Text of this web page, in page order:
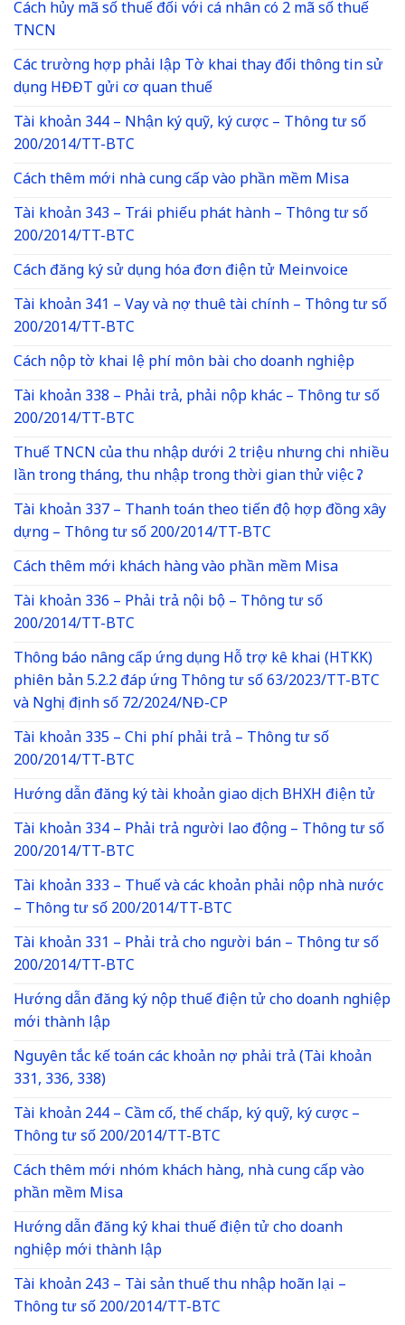
Cách hủy mã số thuế đối với cá nhân có 2 mã số thuế
TNCN
Các trường hợp phải lập Tờ khai thay đổi thông tin sử
dụng HĐĐT gửi cơ quan thuế
Tài khoản 344 – Nhận ký quỹ, ký cược – Thông tư số
200/2014/TT-BTC
Cách thêm mới nhà cung cấp vào phần mềm Misa
Tài khoản 343 – Trái phiếu phát hành – Thông tư số
200/2014/TT-BTC
Cách đăng ký sử dụng hóa đơn điện tử Meinvoice
Tài khoản 341 – Vay và nợ thuê tài chính – Thông tư số
200/2014/TT-BTC
Cách nộp tờ khai lệ phí môn bài cho doanh nghiệp
Tài khoản 338 – Phải trả, phải nộp khác – Thông tư số
200/2014/TT-BTC
Thuế TNCN của thu nhập dưới 2 triệu nhưng chi nhiều
lần trong tháng, thu nhập trong thời gian thử việc ?
Tài khoản 337 – Thanh toán theo tiến độ hợp đồng xây
dựng – Thông tư số 200/2014/TT-BTC
Cách thêm mới khách hàng vào phần mềm Misa
Tài khoản 336 – Phải trả nội bộ – Thông tư số
200/2014/TT-BTC
Thông báo nâng cấp ứng dụng Hỗ trợ kê khai (HTKK)
phiên bản 5.2.2 đáp ứng Thông tư số 63/2023/TT-BTC
và Nghị định số 72/2024/NĐ-CP
Tài khoản 335 – Chi phí phải trả – Thông tư số
200/2014/TT-BTC
Hướng dẫn đăng ký tài khoản giao dịch BHXH điện tử
Tài khoản 334 – Phải trả người lao động – Thông tư số
200/2014/TT-BTC
Tài khoản 333 – Thuế và các khoản phải nộp nhà nước
– Thông tư số 200/2014/TT-BTC
Tài khoản 331 – Phải trả cho người bán – Thông tư số
200/2014/TT-BTC
Hướng dẫn đăng ký nộp thuế điện tử cho doanh nghiệp
mới thành lập
Nguyên tắc kế toán các khoản nợ phải trả (Tài khoản
331, 336, 338)
Tài khoản 244 – Cầm cố, thế chấp, ký quỹ, ký cược –
Thông tư số 200/2014/TT-BTC
Cách thêm mới nhóm khách hàng, nhà cung cấp vào
phần mềm Misa
Hướng dẫn đăng ký khai thuế điện tử cho doanh
nghiệp mới thành lập
Tài khoản 243 – Tài sản thuế thu nhập hoãn lại –
Thông tư số 200/2014/TT-BTC